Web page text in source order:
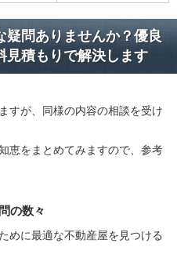
疑問ありませんか？優良
見積もりで解決します
すが、同様の内容の相談を受け
恵をまとめてみますので、参考
の数々
めに最適な不動産屋を見つける